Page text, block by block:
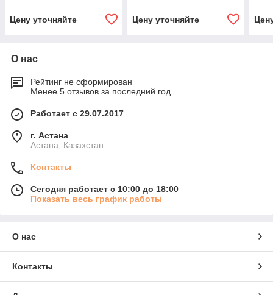
Цену уточняйте Цену уточняйте
О нас
Рейтинг не сформирован
Менее 5 отзывов за последний год
Работает с 29.07.2017
г. Астана
Астана, Казахстан
Контакты
Сегодня работает с 10:00 до 18:00
Показать весь график работы
О нас
Контакты